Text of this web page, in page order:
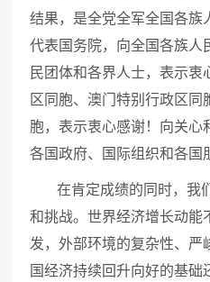
结果，是全党全军全国各族
代表国务院，向全国各族人
民团体和各界人士，表示
区同胞、澳门特别行政区同
胞，表示衷心感谢！向关心
各国政府、国际组织和各国
在肯定成绩的同时，我
和挑战。世界经济增长动能
发，外部环境的复杂性、严
国经济持续回升向好的基础